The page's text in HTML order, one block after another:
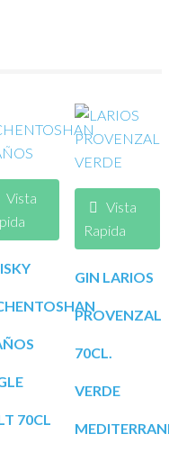
Vista
70CL
Vista
Rapida
GIN LARIOS
PROVENZAL
70CL.
VERDE